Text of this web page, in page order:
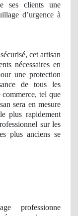
ses clients une
d’urgence à
cet artisan
nécessaires en
une protection
de tous les
commerce, tel que
sera en mesure
plus rapidement
sur les
plus anciens se
professionne